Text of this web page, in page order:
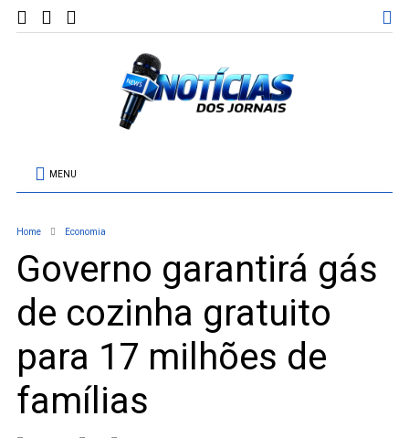
MENU
Home Economia
Governo garantirá gás
de cozinha gratuito
para 17 milhões de
famílias